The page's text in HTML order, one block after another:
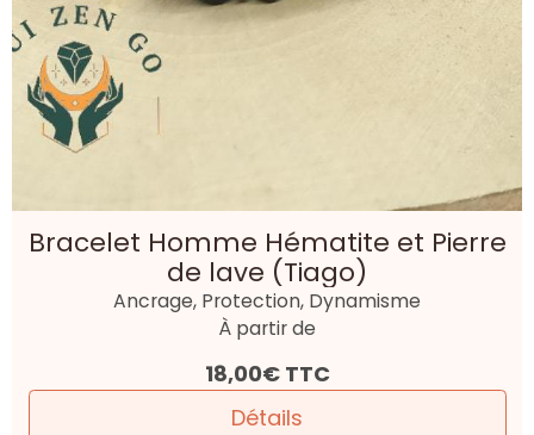
Bracelet Homme Hématite et Pierre
de lave (Tiago)
Ancrage, Protection, Dynamisme
À partir de
18,00€ TTC
Détails